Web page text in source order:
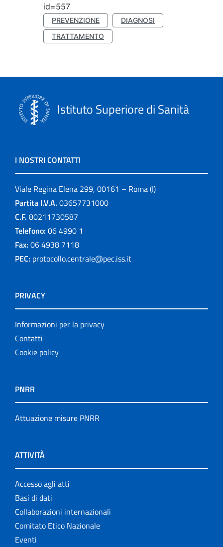
id=557
PREVENZIONE
DIAGNOSI
TRATTAMENTO
Istituto Superiore di Sanità
I NOSTRI CONTATTI
Viale Regina Elena 299, 00161 – Roma (I)
Partita I.V.A. 03657731000
C.F. 80211730587
Telefono: 06 4990 1
Fax: 06 4938 7118
PEC: protocollo.centrale@pec.iss.it
PRIVACY
Informazioni per la privacy
Contatti
Cookie policy
PNRR
Attuazione misure PNRR
ATTIVITÀ
Accesso agli atti
Basi di dati
Collaborazioni internazionali
Comitato Etico Nazionale
Eventi